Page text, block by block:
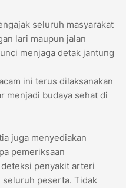
seluruh masyarakat
lari maupun jalan
menjaga detak jantung
ini terus dilaksanakan
menjadi budaya sehat di
juga menyediakan
pemeriksaan
penyakit arteri
seluruh peserta. Tidak